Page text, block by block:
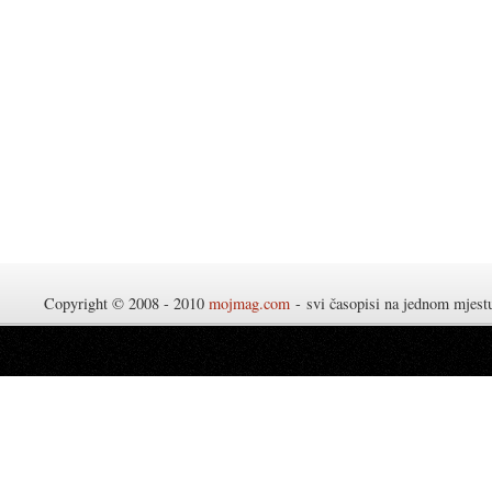
Copyright © 2008 - 2010 mojmag.com - svi časopisi na jednom